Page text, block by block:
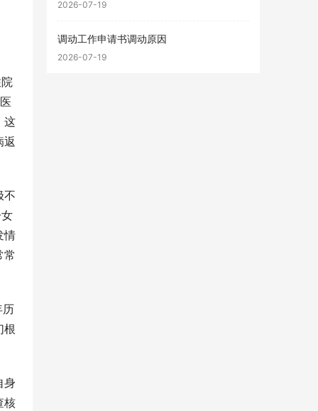
这
返
不
情
常
历
根
身
核
2026-07-19
调动工作申请书调动原因
2026-07-19